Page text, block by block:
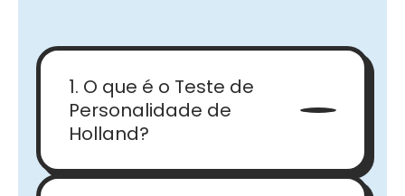
1. O que é o Teste de
Personalidade de
Holland?